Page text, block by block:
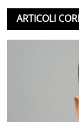
ARTICOLI